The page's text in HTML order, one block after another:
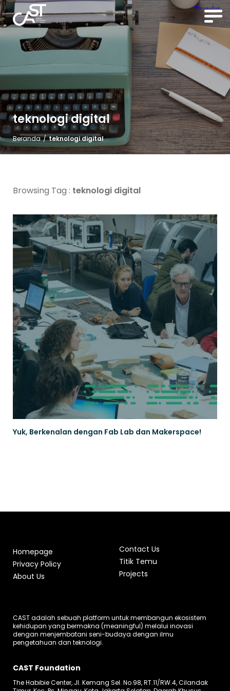
teknologi digital
Beranda / teknologi digital
Browsing Tag : teknologi digital
Yuk, Berkenalan dengan Fab Lab dan Makerspace!
Homepage
Privacy Policy
About Us
Contact Us
Titik Temu
Projects
CAST adalah sebuah platform untuk membangun ekosistem
kehidupan yang bermakna (meaningful) melalui inovasi
dengan menjembatani seni-budaya dengan ilmu
pengetahuan dan teknologi.
CAST Foundation
The Habibie Center, Jl. Kemang Sel. No.98, RT.11/RW.4, Cilandak